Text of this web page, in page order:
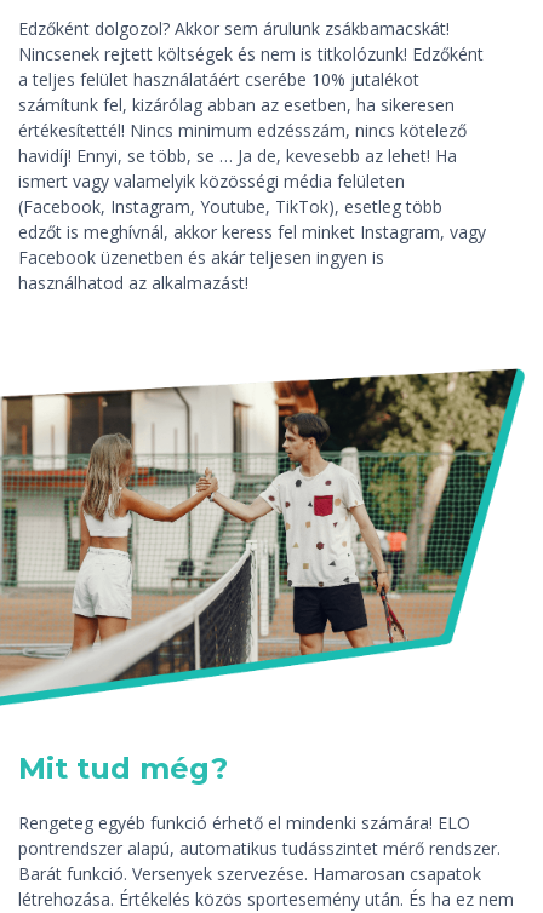
Edzőként dolgozol? Akkor sem árulunk zsákbamacskát!
Nincsenek rejtett költségek és nem is titkolózunk! Edzőként
a teljes felület használatáért cserébe 10% jutalékot
számítunk fel, kizárólag abban az esetben, ha sikeresen
értékesítettél! Nincs minimum edzésszám, nincs kötelező
havidíj! Ennyi, se több, se … Ja de, kevesebb az lehet! Ha
ismert vagy valamelyik közösségi média felületen
(Facebook, Instagram, Youtube, TikTok), esetleg több
edzőt is meghívnál, akkor keress fel minket Instagram, vagy
Facebook üzenetben és akár teljesen ingyen is
használhatod az alkalmazást!
Mit tud még?
Rengeteg egyéb funkció érhető el mindenki számára! ELO
pontrendszer alapú, automatikus tudásszintet mérő rendszer.
Barát funkció. Versenyek szervezése. Hamarosan csapatok
létrehozása. Értékelés közös sportesemény után. És ha ez nem